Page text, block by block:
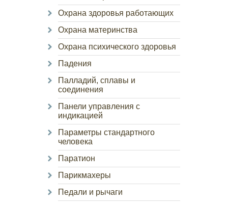
Охрана здоровья работающих
Охрана материнства
Охрана психического здоровья
Падения
Палладий, сплавы и
соединения
Панели управления с
индикацией
Параметры стандартного
человека
Паратион
Парикмахеры
Педали и рычаги